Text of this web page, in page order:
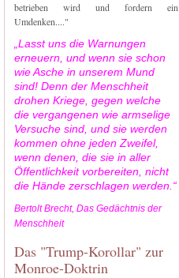
betrieben wird und fordern ein
Umdenken...."
„Lasst uns die Warnungen
erneuern, und wenn sie schon
wie Asche in unserem Mund
sind! Denn der Menschheit
drohen Kriege, gegen welche
die vergangenen wie armselige
Versuche sind, und sie werden
kommen ohne jeden Zweifel,
wenn denen, die sie in aller
Öffentlichkeit vorbereiten, nicht
die Hände zerschlagen werden.“
Bertolt Brecht, Das Gedächtnis der
Menschheit
Das "Trump-Korollar" zur
Monroe-Doktrin